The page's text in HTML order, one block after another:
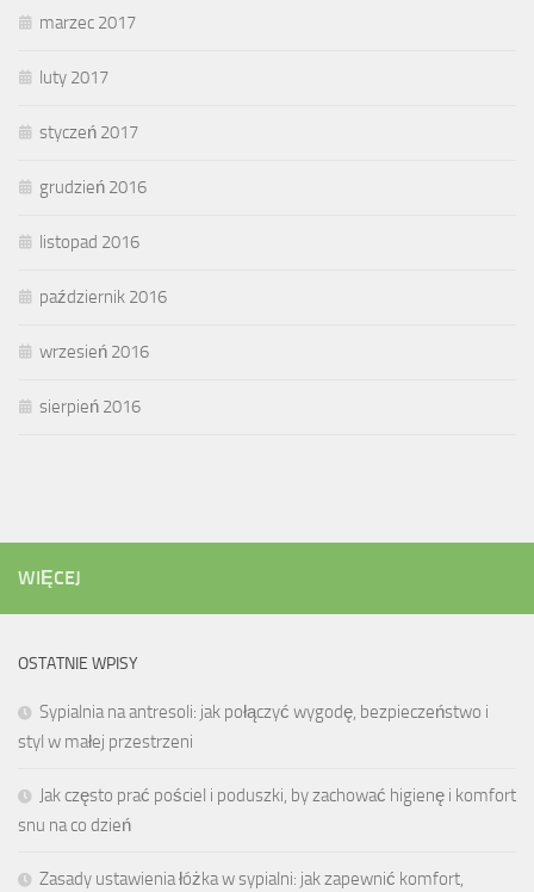
marzec 2017
luty 2017
styczeń 2017
grudzień 2016
listopad 2016
październik 2016
wrzesień 2016
sierpień 2016
WIĘCEJ
OSTATNIE WPISY
Sypialnia na antresoli: jak połączyć wygodę, bezpieczeństwo i
styl w małej przestrzeni
Jak często prać pościel i poduszki, by zachować higienę i komfort
snu na co dzień
Zasady ustawienia łóżka w sypialni: jak zapewnić komfort,